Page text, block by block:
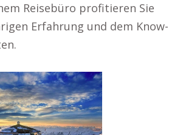
Reisebüro profitieren Sie
Erfahrung und dem Know-